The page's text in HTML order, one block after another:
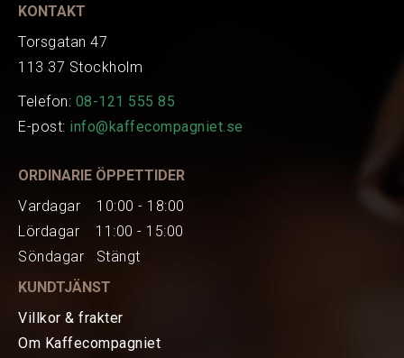
KONTAKT
Torsgatan 47
113 37 Stockholm
Telefon: 08-121 555 85
E-post: info@kaffecompagniet.se
ORDINARIE ÖPPETTIDER
Vardagar 10:00 - 18:00
Lördagar 11:00 - 15:00
Söndagar Stängt
KUNDTJÄNST
Villkor & frakter
Om Kaffecompagniet